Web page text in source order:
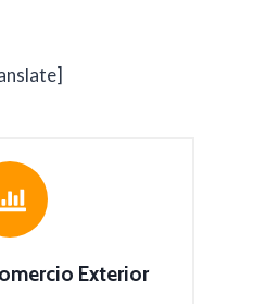
Exterior